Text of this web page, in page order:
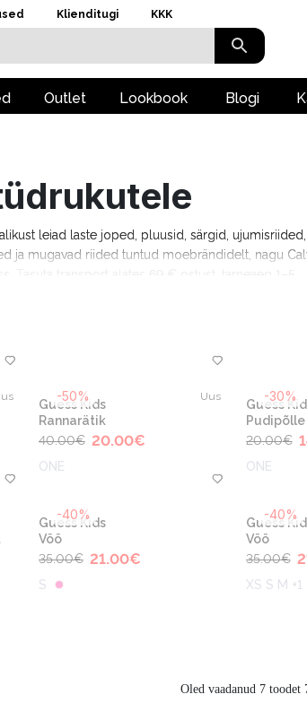
Klienditugi KKK
Outlet Lookbook Blogi
leiad laste joped, pluusid, särgid, ujumisriided,
ja mugavad riided tuntud moebrändidelt, nagu
-50% Uus
Guess Kids
Rannarätik
40.00€ 20.00€
ONE
-30%
Guess
20.00€
ONE
-40%
Guess Kids
Vöö
35.00€ 21.00€
S
-40%
Guess
Vöö
35.00€
XS S M +1
Oled vaadanud 7 toodet